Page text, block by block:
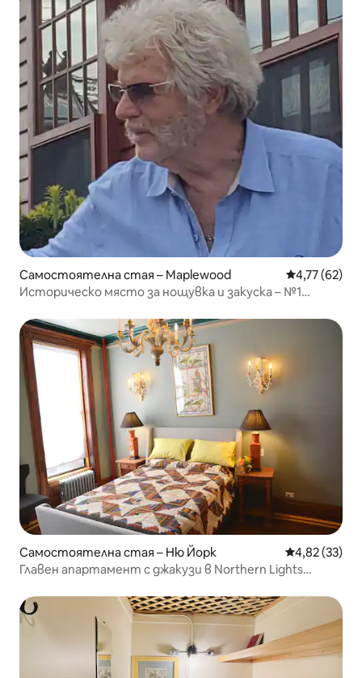
Самостоятелна стая – Maplewood Средна
4,77 (62)
Историческо място за нощувка и закуска – №1
Самостоятелна стая – Ню Йорк Средна
4,82 (33)
Главен апартамент с джакузи в Northern Lights